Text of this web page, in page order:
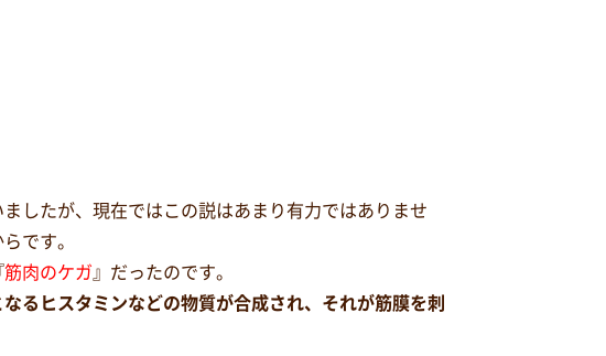
したが、現在ではこの説はあまり有力ではありませ
です。
筋肉のケガ 』だったのです。
るヒスタミンなどの物質が合成され、それが筋膜を刺